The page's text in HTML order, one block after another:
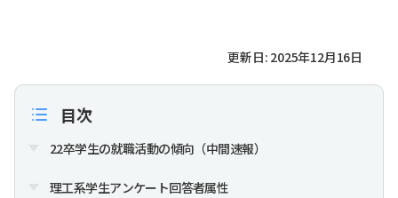
更新日: 2025年12月16日
目次
22卒学生の就職活動の傾向（中間速報）
理工系学生アンケート回答者属性